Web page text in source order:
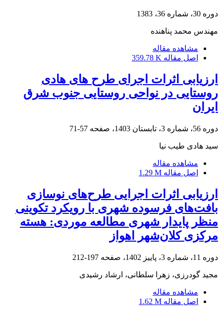
دوره 30، شماره 36، 1383
مهندس محمد پناهنده
مشاهده مقاله
اصل مقاله 359.78 K
ارزیابی اثرات اجرای طرح های هادی
روستایی در نواحی روستایی جنوب شرق
ایران
دوره 56، شماره 3، تابستان 1403، صفحه 57-71
سید هادی طیب نیا
مشاهده مقاله
اصل مقاله 1.29 M
ارزیابی اثرات اجرایی طرح‌های نوسازی
بافت‌های فرسوده شهری با رویکرد تکوینی
منظر پایدار شهری مطالعه موردی: هسته
مرکزی کلان‌شهر اهواز
دوره 11، شماره 3، پاییز 1402، صفحه 197-212
مجید گودرزی، زهرا سلطانی، ارشاد رشیدی
مشاهده مقاله
اصل مقاله 1.62 M